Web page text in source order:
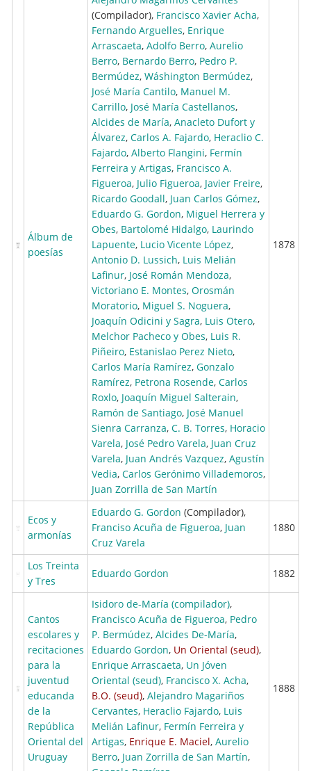
Álbum de
poesías
(Compilador), Francisco Xavier Acha,
Fernando Arguelles, Enrique
Arrascaeta, Adolfo Berro, Aurelio
Berro, Bernardo Berro, Pedro P.
Bermúdez, Wáshington Bermúdez,
José María Cantilo, Manuel M.
Carrillo, José María Castellanos,
Alcides de María, Anacleto Dufort y
Álvarez, Carlos A. Fajardo, Heraclio C.
Fajardo, Alberto Flangini, Fermín
Ferreira y Artigas, Francisco A.
Figueroa, Julio Figueroa, Javier Freire,
Ricardo Goodall, Juan Carlos Gómez,
Eduardo G. Gordon, Miguel Herrera y
Obes, Bartolomé Hidalgo, Laurindo
Lapuente, Lucio Vicente López,
Antonio D. Lussich, Luis Melián
Lafinur, José Román Mendoza,
Victoriano E. Montes, Orosmán
Moratorio, Miguel S. Noguera,
Joaquín Odicini y Sagra, Luis Otero,
Melchor Pacheco y Obes, Luis R.
Piñeiro, Estanislao Perez Nieto,
Carlos María Ramírez, Gonzalo
Ramírez, Petrona Rosende, Carlos
Roxlo, Joaquín Miguel Salterain,
Ramón de Santiago, José Manuel
Sienra Carranza, C. B. Torres, Horacio
Varela, José Pedro Varela, Juan Cruz
Varela, Juan Andrés Vazquez, Agustín
Vedia, Carlos Gerónimo Villademoros,
Juan Zorrilla de San Martín
1878
Ecos y
armonías
Eduardo G. Gordon (Compilador),
Franciso Acuña de Figueroa, Juan
Cruz Varela
1880
Los Treinta
y Tres
Eduardo Gordon 1882
Cantos
escolares y
recitaciones
para la
juventud
educanda
de la
República
Oriental del
Uruguay
Isidoro de-María (compilador),
Francisco Acuña de Figueroa, Pedro
P. Bermúdez, Alcides De-María,
Eduardo Gordon, Un Oriental (seud),
Enrique Arrascaeta, Un Jóven
Oriental (seud), Francisco X. Acha,
B.O. (seud), Alejandro Magariños
Cervantes, Heraclio Fajardo, Luis
Melián Lafinur, Fermín Ferreira y
Artigas, Enrique E. Maciel, Aurelio
Berro, Juan Zorrilla de San Martín,
1888